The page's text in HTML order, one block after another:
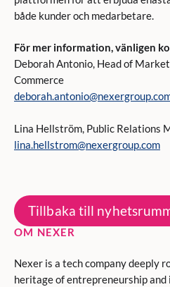
både kunder och medarbetare.
För mer information, vänligen
Deborah Antonio, Head of
Commerce
Lina Hellström, Public Relations
lina.hellstrom@nexergroup.com
Tillbaka till
OM NEXER
Nexer is a tech company deeply
heritage of entrepreneurship